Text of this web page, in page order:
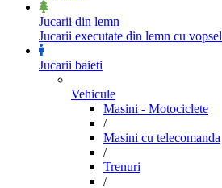
Jucarii din lemn
Jucarii executate din lemn cu
Jucarii baieti
Vehicule
Masini - Motociclete
/
Masini cu telecomanda
/
Trenuri
/